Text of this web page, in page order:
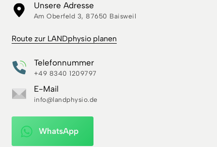
Unsere Adresse
Am Oberfeld 3, 87650 Baisweil
Route zur LANDphysio planen
Telefonnummer
+49 8340 1209797
E-Mail
info@landphysio.de
WhatsApp